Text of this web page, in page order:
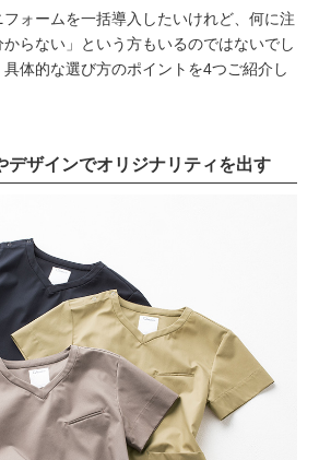
フォームを一括導入したいけれど、何に注
らない」という方もいるのではないでし
具体的な選び方のポイントを4つご紹介し
デザインでオリジナリティを出す